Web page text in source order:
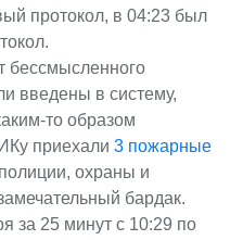
протокол, в 04:23 был
бессмысленного
введены в систему,
то образом
приехали 3 пожарные
охраны и
бардак.
за 25 минут с 10:29 по